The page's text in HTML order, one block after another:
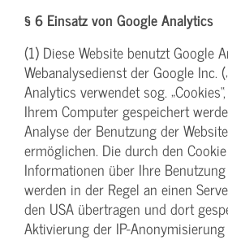
§ 6 Einsatz von Google Analytics
(1) Diese Website benutzt Google
Webanalysedienst der Google Inc.
Analytics verwendet sog.
Ihrem Computer gespeichert
Analyse der Benutzung der
ermöglichen. Die durch den
Informationen über Ihre
werden in der Regel an einen
den USA übertragen und dort
Aktivierung der IP-